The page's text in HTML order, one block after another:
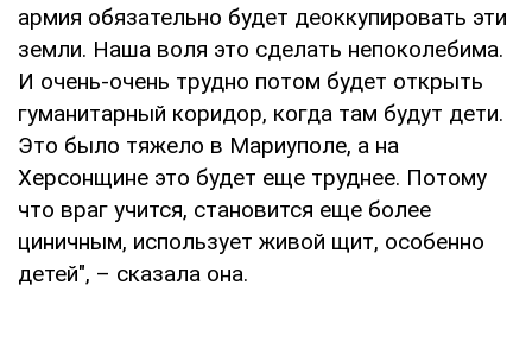
армия обязательно будет деоккупировать эти
земли. Наша воля это сделать непоколебима.
И очень-очень трудно потом будет открыть
гуманитарный коридор, когда там будут дети.
Это было тяжело в Мариуполе, а на
Херсонщине это будет еще труднее. Потому
что враг учится, становится еще более
циничным, использует живой щит, особенно
детей", – сказала она.